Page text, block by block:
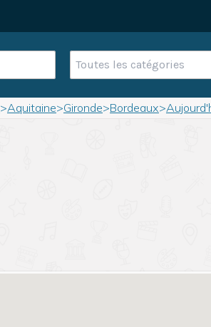
Toutes les catégories
>Aquitaine>Gironde>Bordeaux>